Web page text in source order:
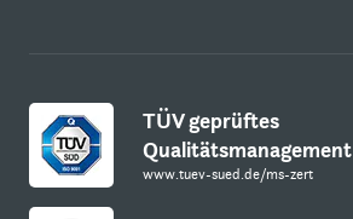
TÜV geprüftes
Qualitätsmanagement
www.tuev-sued.de/ms-zert